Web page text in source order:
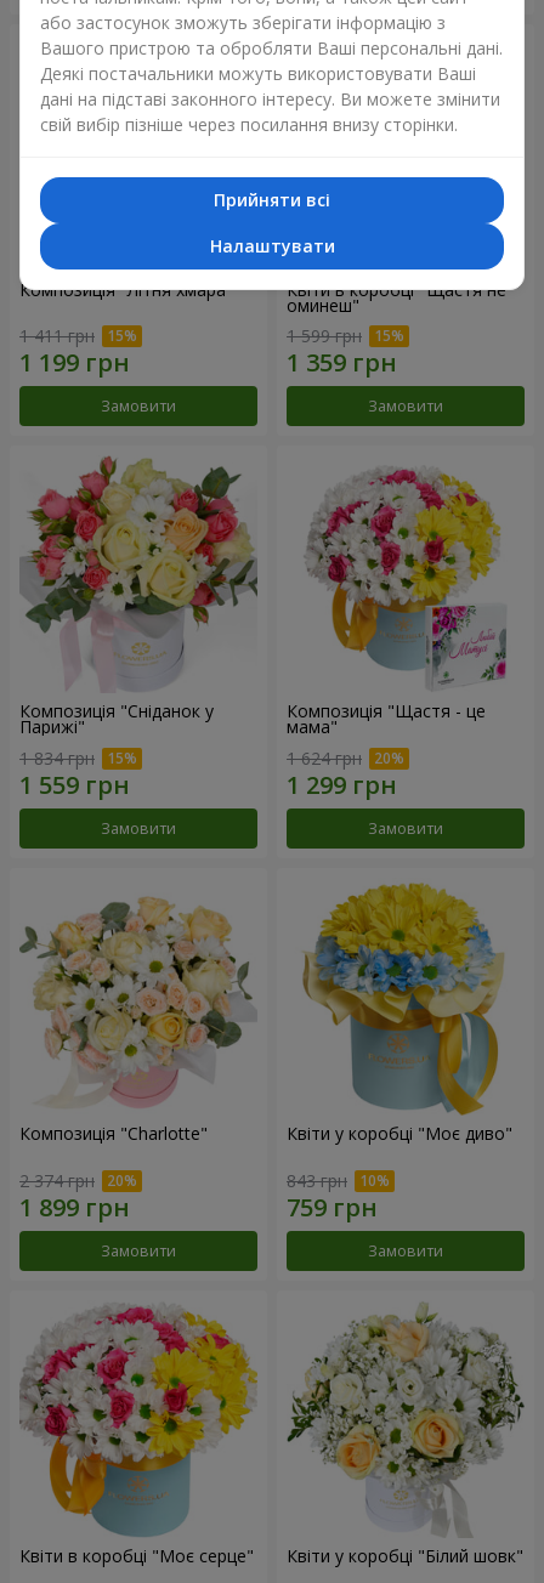
Композиція "Літня хмара"
1 411 грн
Замовити
Квіти в коробці "Щастя не
оминеш"
1 599 грн
Замовити
Композиція "Сніданок у
Парижі"
1 834 грн
Замовити
Композиція "Щастя - це
мама"
1 624 грн
Замовити
Композиція "Charlotte"
2 374 грн
Замовити
Квіти у коробці "Моє диво"
843 грн
Замовити
Квіти в коробці "Моє серце" Квіти у коробці "Білий шовк"
або застосунок зможуть зберігати інформацію з
Вашого пристрою та обробляти Ваші персональні дані.
Деякі постачальники можуть використовувати Ваші
дані на підставі законного інтересу. Ви можете змінити
свій вибір пізніше через посилання внизу сторінки.
Прийняти всі
Налаштувати